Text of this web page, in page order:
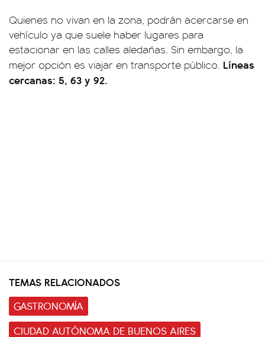
Quienes no vivan en la zona, podrán acercarse en
vehículo ya que suele haber lugares para
estacionar en las calles aledañas. Sin embargo, la
mejor opción es viajar en transporte público. Líneas
cercanas: 5, 63 y 92.
TEMAS RELACIONADOS
GASTRONOMÍA
CIUDAD AUTÓNOMA DE BUENOS AIRES